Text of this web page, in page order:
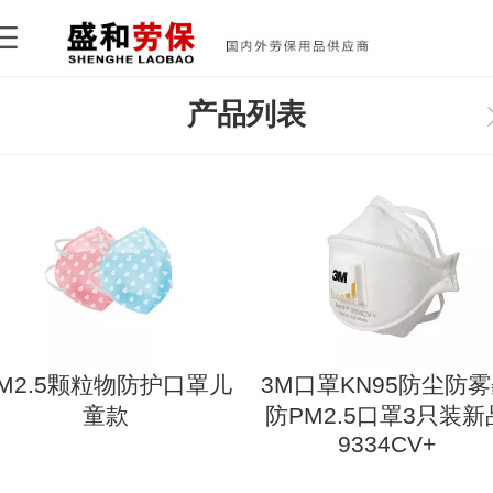
产品列表
颗粒物防护口罩儿
童款
3M口罩KN95防尘防
防PM2.5口罩3只装新
9334CV+